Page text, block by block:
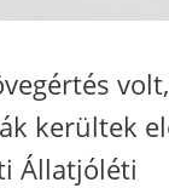
volt,
kerültek
Állatjóléti